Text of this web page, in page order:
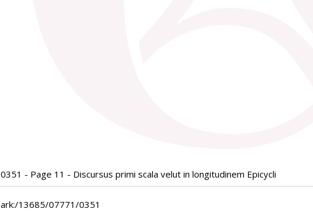
0351 - Page 11 - Discursus primi scala velut in longitudinem Epicycli
ark:/13685/07771/0351